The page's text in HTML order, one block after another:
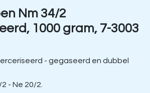
Nm 34/2
1000 gram, 7-3003
- gegaseerd en dubbel
- Ne 20/2.